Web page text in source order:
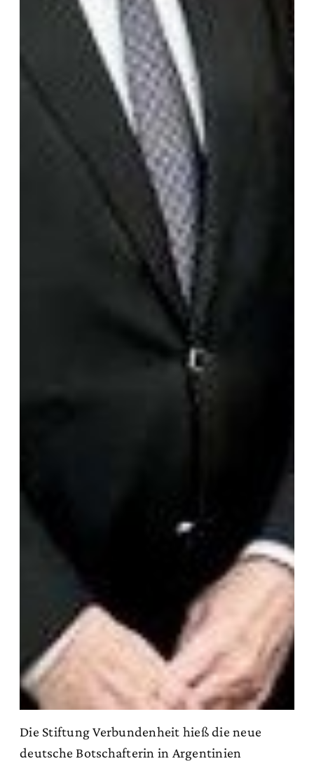
Die Stiftung Verbundenheit hieß die neue
deutsche Botschafterin in Argentinien